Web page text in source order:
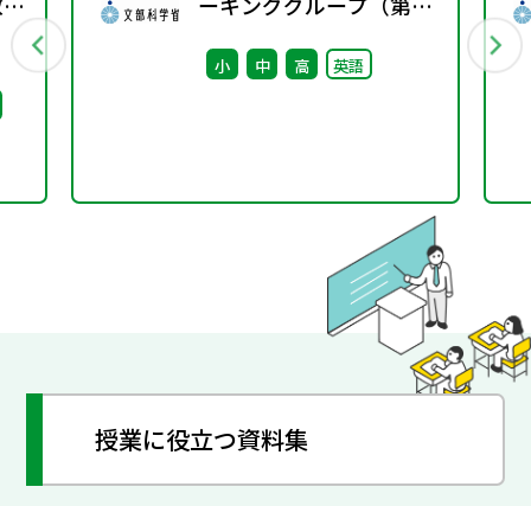
回） 配付資料
小 中 高 英語
授業に役立つ資料集